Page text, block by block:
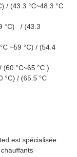
/ (43.3 °C~48.3 °C
°C) / (43.3
~59 °C) / (54.4
°C~65 °C )
°C) / (65.5 °C
est spécialisée